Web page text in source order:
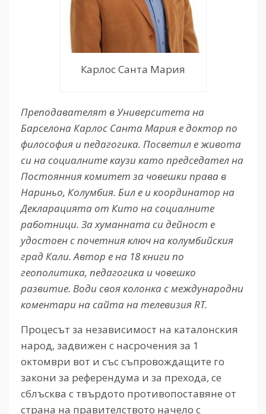
Карлос Санта Мария
Преподавателят в Университета на
Барселона Карлос Санта Мария е доктор по
философия и педагогика. Посветил е живота
си на социалните каузи като председател на
Постоянния комитет за човешки права в
Нариньо, Колумбия. Бил е и координатор на
Декларацията от Кито на социалните
работници. За хуманната си дейност е
удостоен с почетния ключ на колумбийския
град Кали. Автор е на 18 книги по
геополитика, педагогика и човешко
развитие. Води своя колонка с международни
коментари на сайта на телевизия RT.
Процесът за независимост на каталонския
народ, задвижен с насрочения за 1
октомври вот и със съпровождащите го
закони за референдума и за прехода, се
сблъсква с твърдото противопоставяне от
страна на правителството начело с